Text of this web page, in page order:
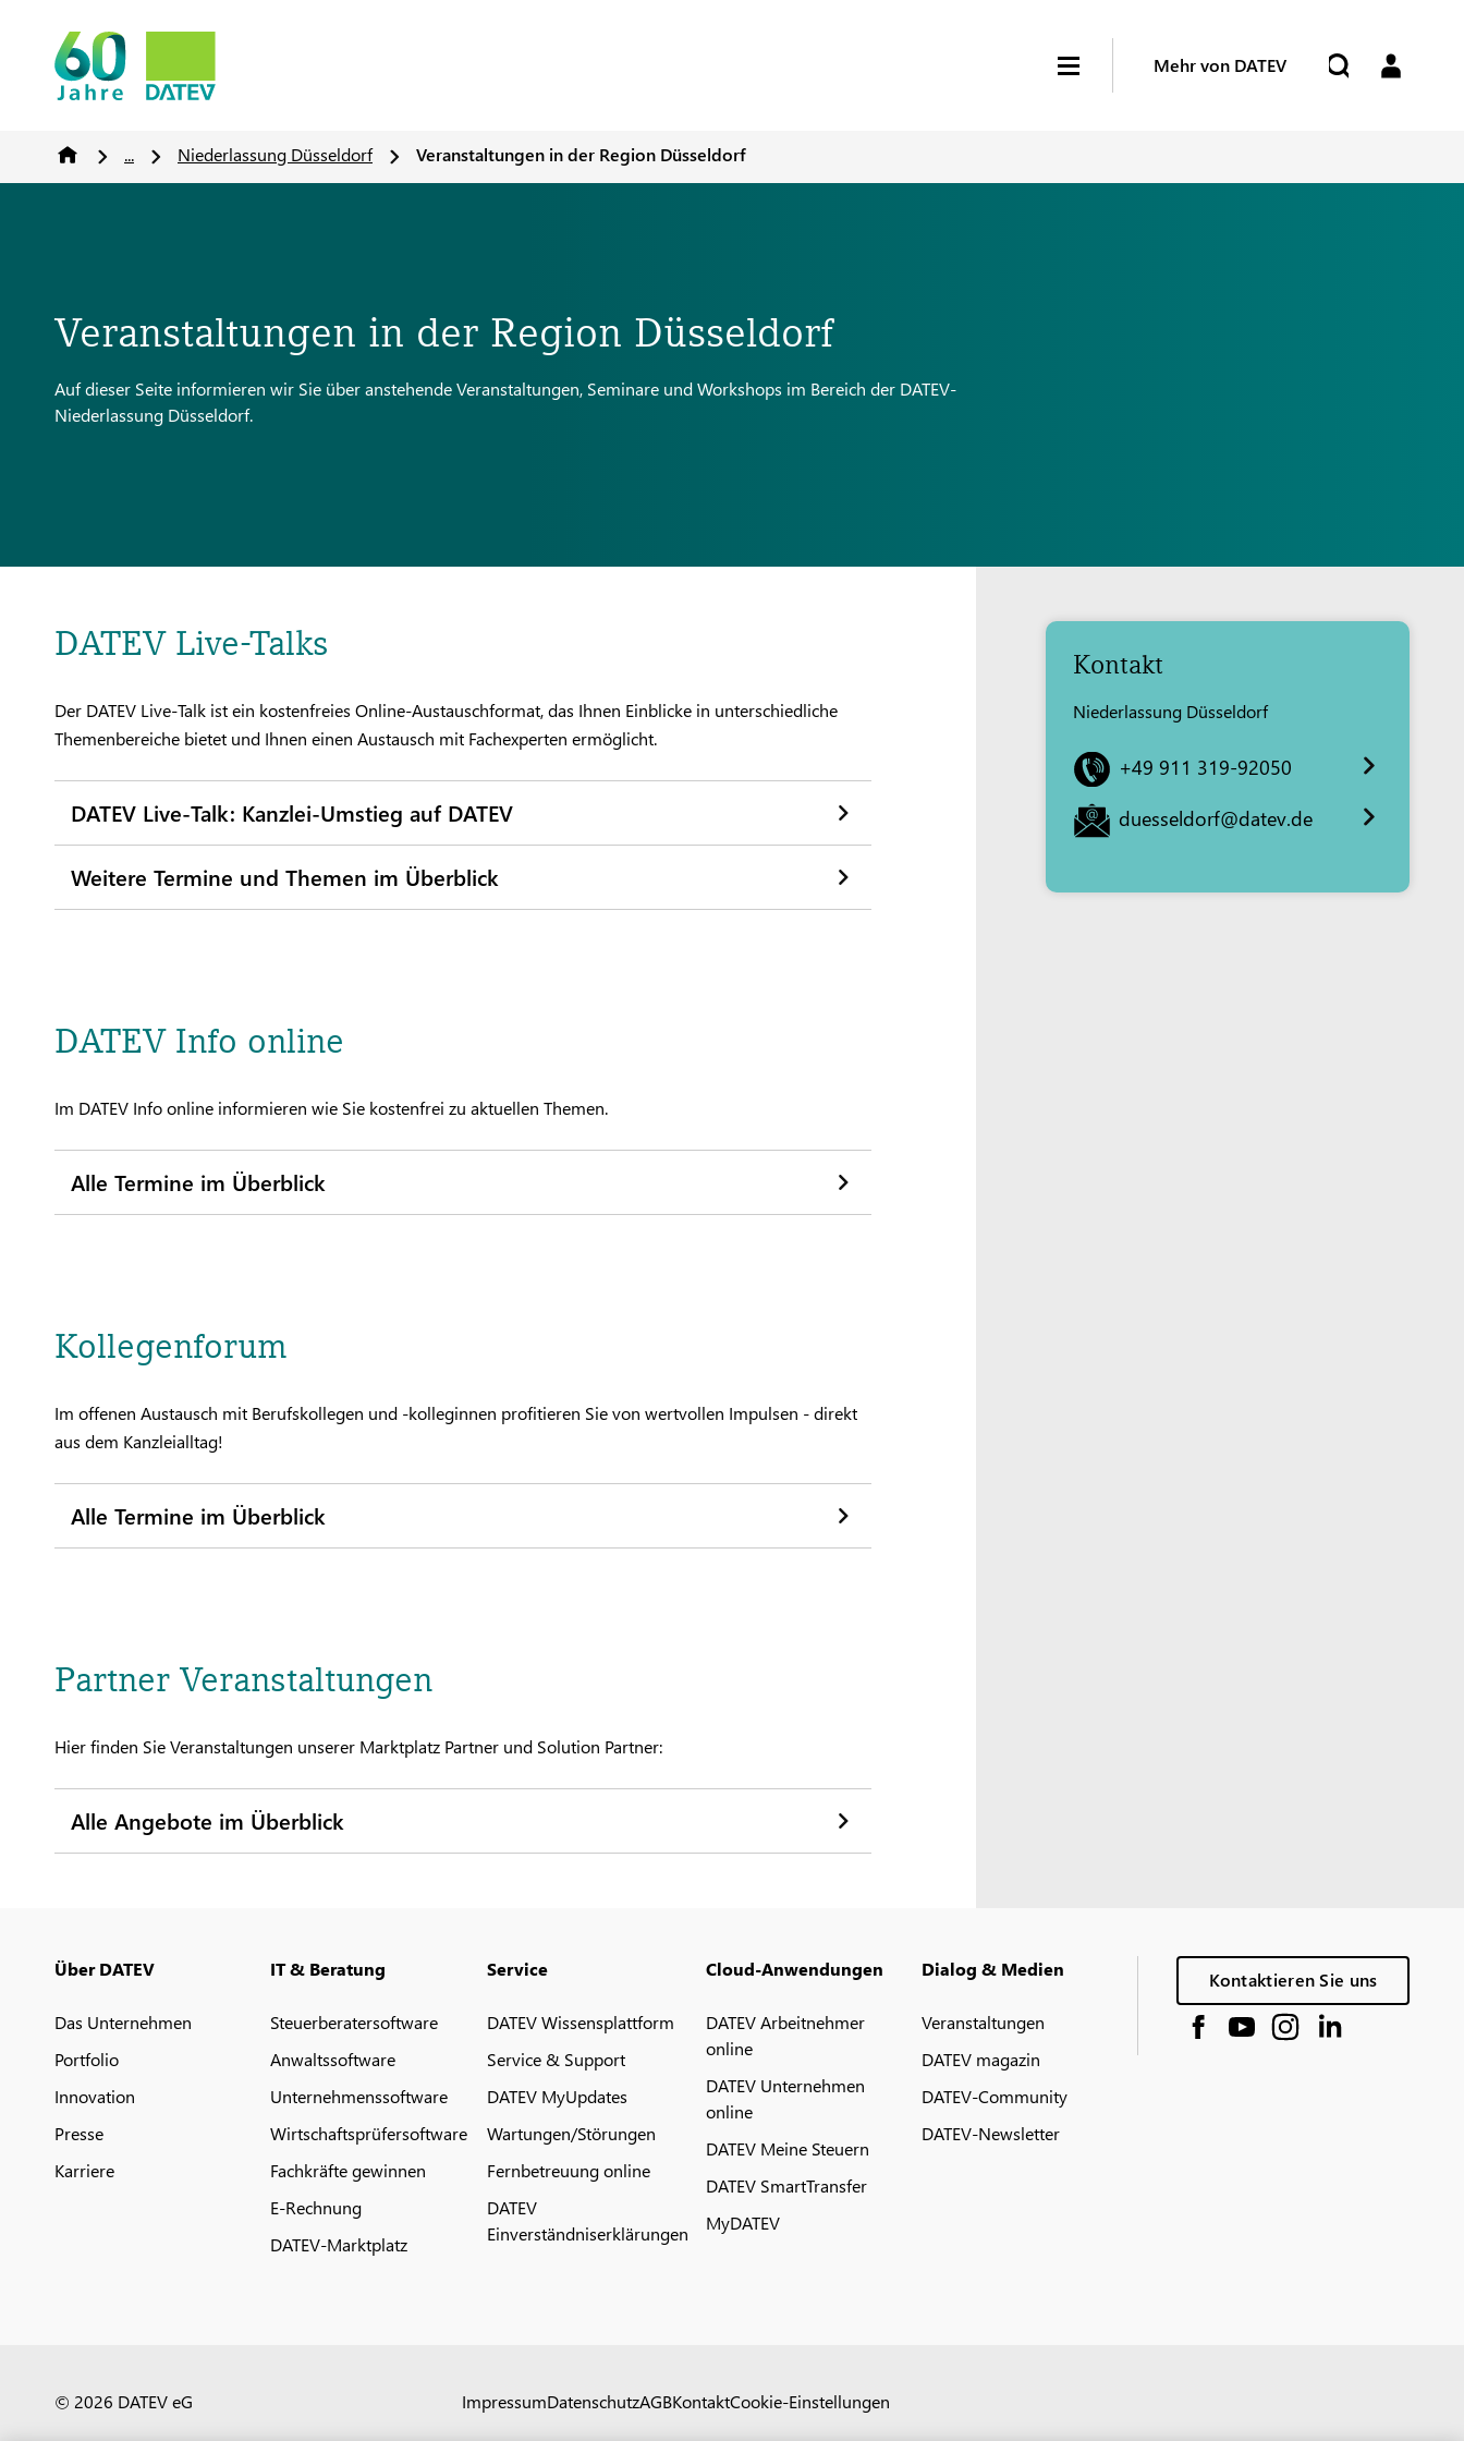
Mehr von DATEV
... Niederlassung Düsseldorf Veranstaltungen in der Region Düsseldorf
Veranstaltungen in der Region Düsseldorf
Auf dieser Seite informieren wir Sie über anstehende Veranstaltungen, Seminare und Workshops im Bereich der DATEV-
Niederlassung Düsseldorf.
DATEV Live-Talks
Der DATEV Live-Talk ist ein kostenfreies Online-Austauschformat, das Ihnen Einblicke in unterschiedliche
Themenbereiche bietet und Ihnen einen Austausch mit Fachexperten ermöglicht.
DATEV Live-Talk: Kanzlei-Umstieg auf DATEV
Weitere Termine und Themen im Überblick
DATEV Info online
Im DATEV Info online informieren wie Sie kostenfrei zu aktuellen Themen.
Alle Termine im Überblick
Kollegenforum
Im offenen Austausch mit Berufskollegen und -kolleginnen profitieren Sie von wertvollen Impulsen - direkt
aus dem Kanzleialltag!
Alle Termine im Überblick
Partner Veranstaltungen
Hier finden Sie Veranstaltungen unserer Marktplatz Partner und Solution Partner:
Alle Angebote im Überblick
Kontakt
Niederlassung Düsseldorf
+49 911 319-92050
duesseldorf@datev.de
Über DATEV
Das Unternehmen
Portfolio
Innovation
Presse
Karriere
IT & Beratung
Steuerberatersoftware
Anwaltssoftware
Unternehmenssoftware
Wirtschaftsprüfersoftware
Fachkräfte gewinnen
E-Rechnung
DATEV-Marktplatz
Service
DATEV Wissensplattform
Service & Support
DATEV MyUpdates
Wartungen/Störungen
Fernbetreuung online
DATEV
Einverständniserklärungen
Cloud-Anwendungen
DATEV Arbeitnehmer
online
DATEV Unternehmen
online
DATEV Meine Steuern
DATEV SmartTransfer
MyDATEV
Dialog & Medien
Veranstaltungen
DATEV magazin
DATEV-Community
DATEV-Newsletter
Kontaktieren Sie uns
© 2026 DATEV eG ImpressumDatenschutzAGBKontaktCookie-Einstellungen